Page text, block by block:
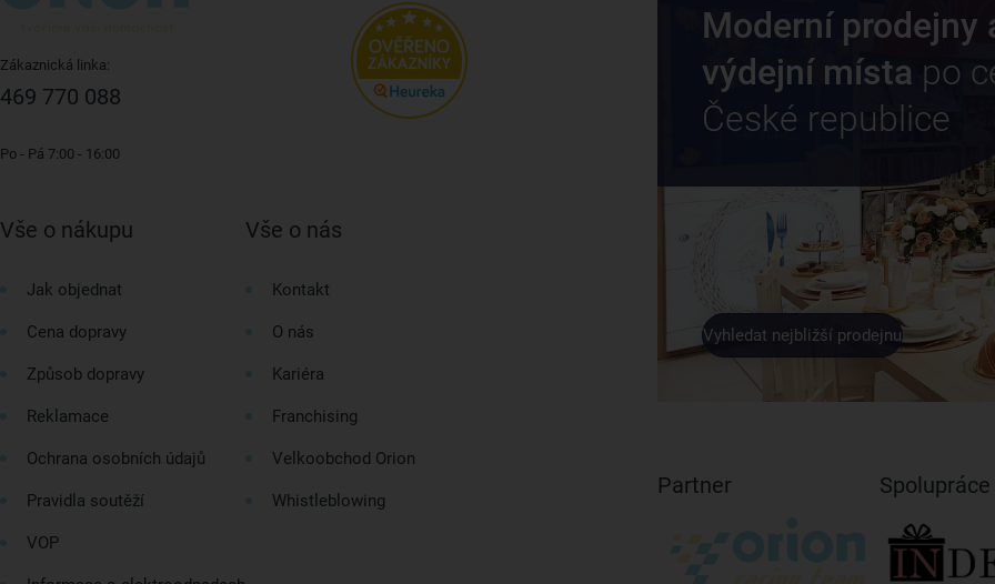
Moderní prodejny
výdejní místa po
České republice
Vyhledat nejbližší prodejnu
Partner Spolupráce
Zákaznická linka:
469 770 088
Po - Pá 7:00 - 16:00
Vše o nákupu
Jak objednat
Cena dopravy
Způsob dopravy
Reklamace
Ochrana osobních údajů
Pravidla soutěží
VOP
Vše o nás
Kontakt
O nás
Kariéra
Franchising
Velkoobchod Orion
Whistleblowing